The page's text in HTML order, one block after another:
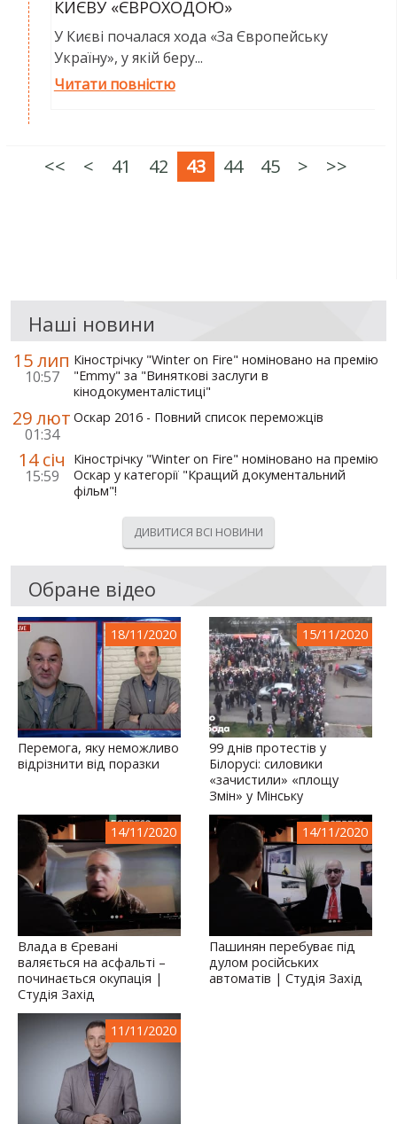
КИЄВУ «ЄВРОХОДОЮ»
У Києві почалася хода «За Європейську
Україну», у якій беру...
Читати повністю
<< < 41 42 43 44 45 > >>
Наші новини
15 лип
10:57
Кінострічку "Winter on Fire" номіновано на премію
"Emmy" за "Виняткові заслуги в
кінодокументалістиці"
29 лют
01:34
Оскар 2016 - Повний список переможців
14 січ
15:59
Кінострічку "Winter on Fire" номіновано на премію
Оскар у категорії "Кращий документальний
фільм"!
ДИВИТИСЯ ВСІ НОВИНИ
Обране відео
18/11/2020
Перемога, яку неможливо
відрізнити від поразки
15/11/2020
99 днів протестів у
Білорусі: силовики
«зачистили» «площу
Змін» у Мінську
14/11/2020
Влада в Єревані
валяється на асфальті –
починається окупація |
Студія Захід
14/11/2020
Пашинян перебуває під
дулом російських
автоматів | Студія Захід
11/11/2020